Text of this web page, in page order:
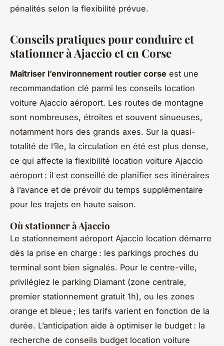
pénalités selon la flexibilité prévue.
Conseils pratiques pour conduire et
stationner à Ajaccio et en Corse
Maîtriser l’environnement routier corse est une
recommandation clé parmi les conseils location
voiture Ajaccio aéroport. Les routes de montagne
sont nombreuses, étroites et souvent sinueuses,
notamment hors des grands axes. Sur la quasi-
totalité de l’île, la circulation en été est plus dense,
ce qui affecte la flexibilité location voiture Ajaccio
aéroport : il est conseillé de planifier ses itinéraires
à l’avance et de prévoir du temps supplémentaire
pour les trajets en haute saison.
Où stationner à Ajaccio
Le stationnement aéroport Ajaccio location démarre
dès la prise en charge : les parkings proches du
terminal sont bien signalés. Pour le centre-ville,
privilégiez le parking Diamant (zone centrale,
premier stationnement gratuit 1h), ou les zones
orange et bleue ; les tarifs varient en fonction de la
durée. L’anticipation aide à optimiser le budget : la
recherche de conseils budget location voiture